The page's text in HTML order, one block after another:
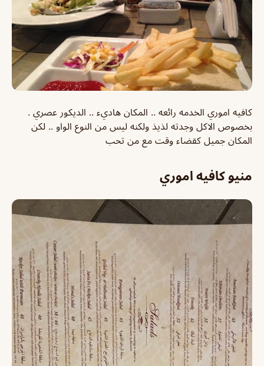
كافيه اموري الخدمه رائعه .. المكان هاديء .. الديكور عصري .
بخصوص الاكل وجدته لذيذ ولكنه ليس من النوع الواو .. لكن
المكان جميل كقضاء وقت مع من تحب
منيو كافيه اموري